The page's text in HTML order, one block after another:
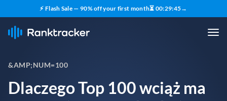
⚡ Flash Sale — 90% off your first month⏳ 00:29:44→
&AMP;NUM=100
Dlaczego Top 100 wciąż ma